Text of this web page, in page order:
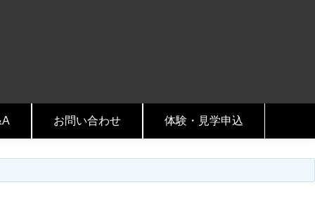
お問い合わせ 体験・見学申込